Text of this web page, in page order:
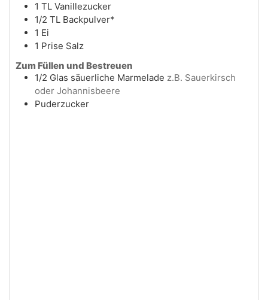
1 TL Vanillezucker
1/2 TL Backpulver*
1 Ei
1 Prise Salz
Zum Füllen und Bestreuen
1/2 Glas säuerliche Marmelade z.B. Sauerkirsch
oder Johannisbeere
Puderzucker